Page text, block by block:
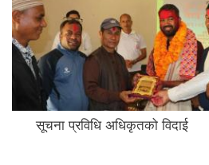
सूचना प्रविधि अधिकृतको विदाई